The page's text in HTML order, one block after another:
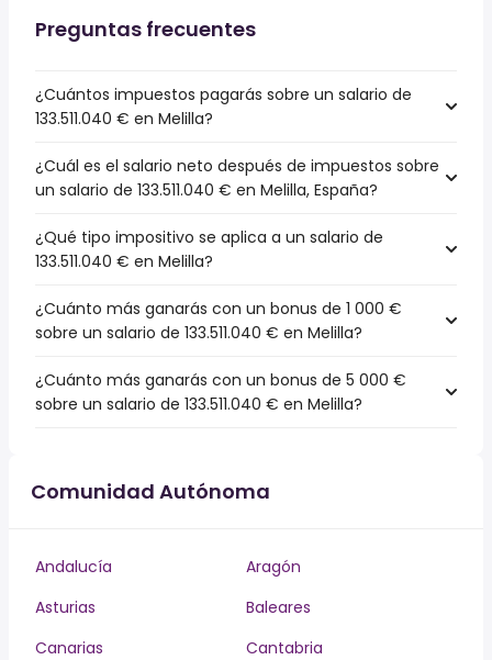
Preguntas frecuentes
¿Cuántos impuestos pagarás sobre un salario de
133.511.040 € en Melilla?
¿Cuál es el salario neto después de impuestos sobre
un salario de 133.511.040 € en Melilla, España?
¿Qué tipo impositivo se aplica a un salario de
133.511.040 € en Melilla?
¿Cuánto más ganarás con un bonus de 1 000 €
sobre un salario de 133.511.040 € en Melilla?
¿Cuánto más ganarás con un bonus de 5 000 €
sobre un salario de 133.511.040 € en Melilla?
Comunidad Autónoma
Andalucía
Aragón
Asturias
Baleares
Canarias
Cantabria